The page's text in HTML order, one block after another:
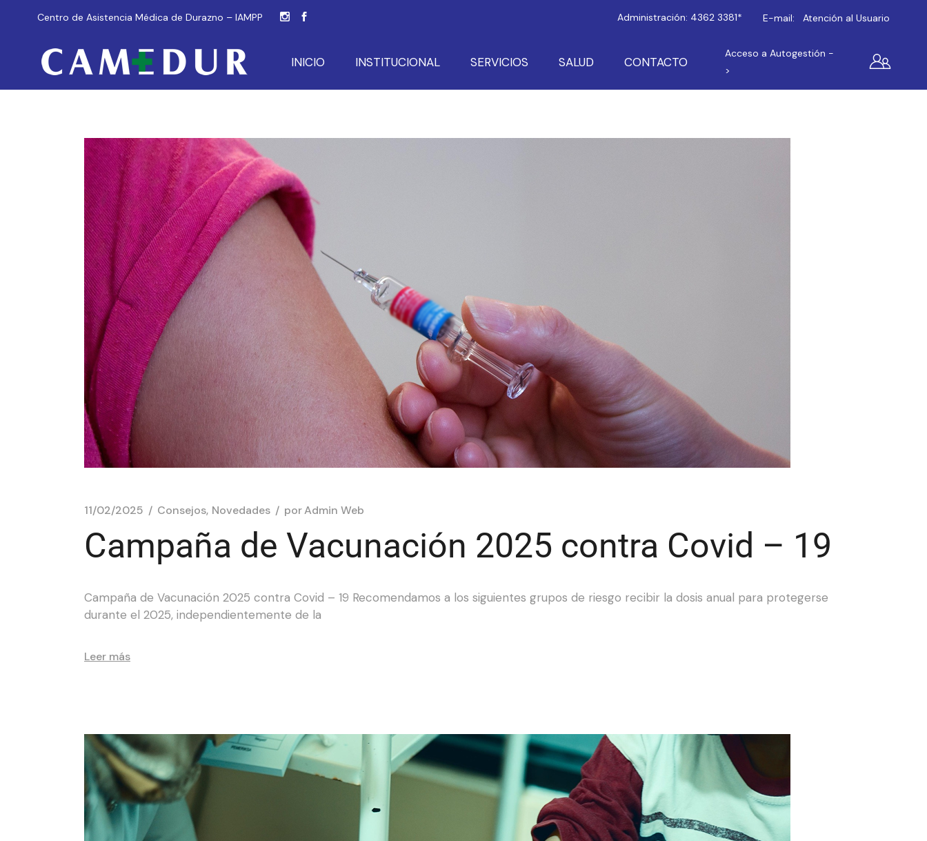
Centro de Asistencia Médica de Durazno – IAMPP Administración: 4362 3381* E-mail: Atención al Usuario
INICIO INSTITUCIONAL SERVICIOS SALUD CONTACTO
Acceso a Autogestión -
>
11/02/2025 Consejos Novedades porAdmin Web
Campaña de Vacunación 2025 contra Covid – 19
Campaña de Vacunación 2025 contra Covid – 19 Recomendamos a los siguientes grupos de riesgo recibir la dosis anual para protegerse
durante el 2025, independientemente de la
Leer más